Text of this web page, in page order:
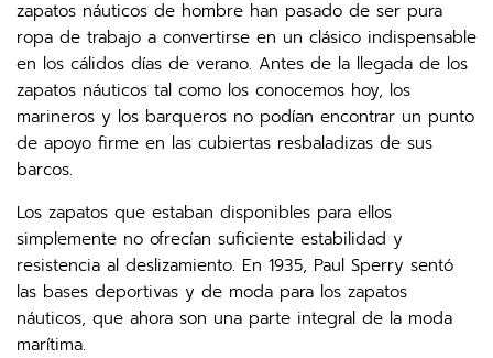
zapatos náuticos de hombre han pasado de ser pura
ropa de trabajo a convertirse en un clásico indispensable
en los cálidos días de verano. Antes de la llegada de los
zapatos náuticos tal como los conocemos hoy, los
marineros y los barqueros no podían encontrar un punto
de apoyo firme en las cubiertas resbaladizas de sus
barcos.
Los zapatos que estaban disponibles para ellos
simplemente no ofrecían suficiente estabilidad y
resistencia al deslizamiento. En 1935, Paul Sperry sentó
las bases deportivas y de moda para los zapatos
náuticos, que ahora son una parte integral de la moda
marítima.